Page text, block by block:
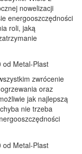
nowelizacji
energooszczędności
roli, jaką
zwrócenie
oraz
jak najlepszą
nie trzeba